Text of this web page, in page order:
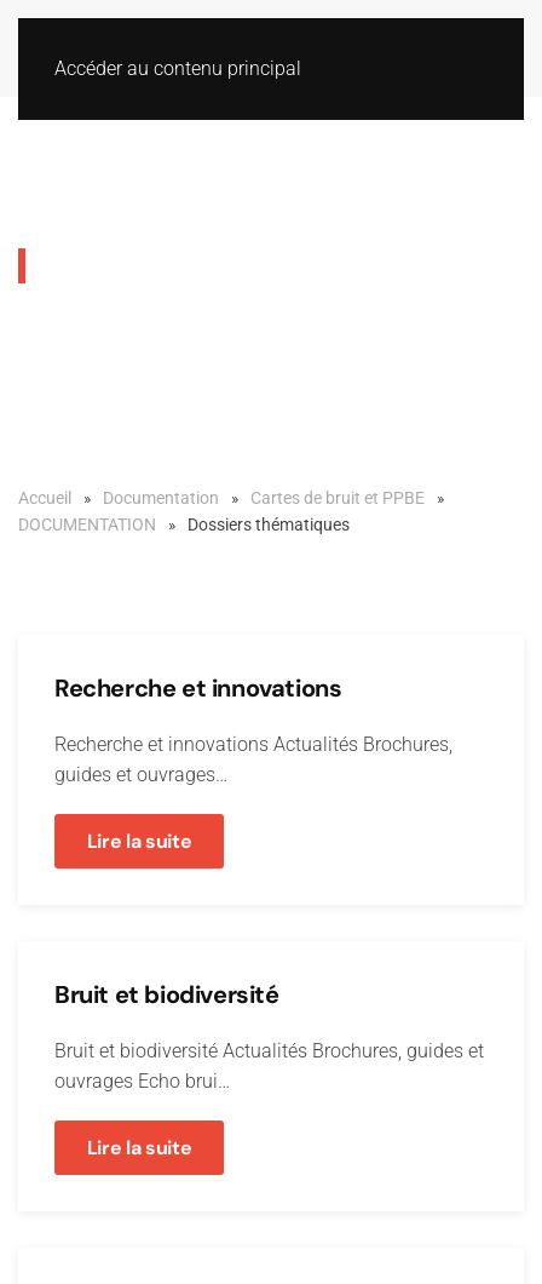
Accéder au contenu principal
Accueil Documentation
Cartes de bruit et PPBE
DOCUMENTATION
Dossiers thématiques
Recherche et innovations
Recherche et innovations Actualités Brochures,
guides et ouvrages…
Lire la suite
Bruit et biodiversité
Bruit et biodiversité Actualités Brochures, guides et
ouvrages Echo brui…
Lire la suite